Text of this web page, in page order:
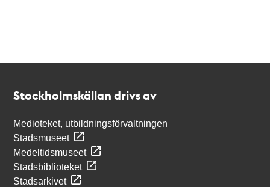
Stockholmskällan drivs av
Medioteket, utbildningsförvaltningen
Stadsmuseet
Medeltidsmuseet
Stadsbiblioteket
Stadsarkivet